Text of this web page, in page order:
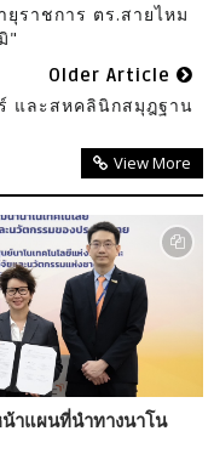
ราชการ ตร.สายไหม
"
Older Article
และสหคลินิกสมุฎฐาน
View More
าแผนที่นำทางนาโน